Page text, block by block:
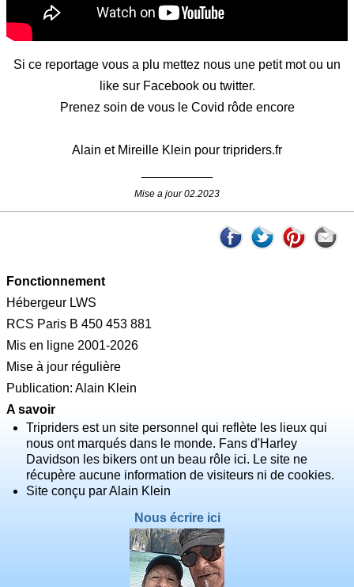
Si ce reportage vous a plu mettez nous une petit mot ou un
like sur Facebook ou twitter.
Prenez soin de vous le Covid rôde encore
Alain et Mireille Klein pour tripriders.fr
Mise a jour 02.2023
Fonctionnement
Hébergeur LWS
RCS Paris B 450 453 881
Mis en ligne 2001-2026
Mise à jour régulière
Publication: Alain Klein
A savoir
Tripriders est un site personnel qui reflète les lieux qui
nous ont marqués dans le monde. Fans d'Harley
Davidson les bikers ont un beau rôle ici. Le site ne
récupère aucune information de visiteurs ni de cookies.
Site conçu par Alain Klein
Nous écrire ici